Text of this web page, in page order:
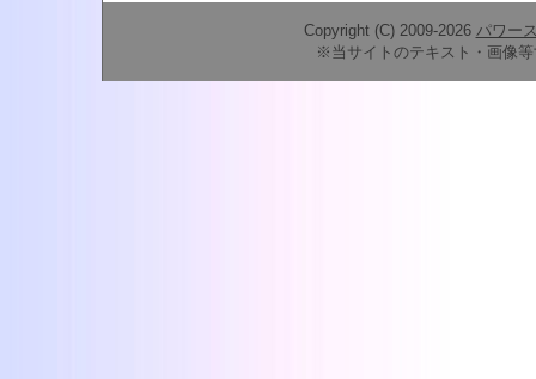
Copyright (C) 2009-2026 パワー
※当サイトのテキスト・画像